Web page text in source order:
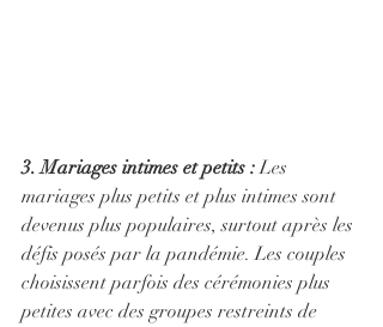
3. Mariages intimes et petits : Les
mariages plus petits et plus intimes sont
devenus plus populaires, surtout après les
défis posés par la pandémie. Les couples
choisissent parfois des cérémonies plus
petites avec des groupes restreints de